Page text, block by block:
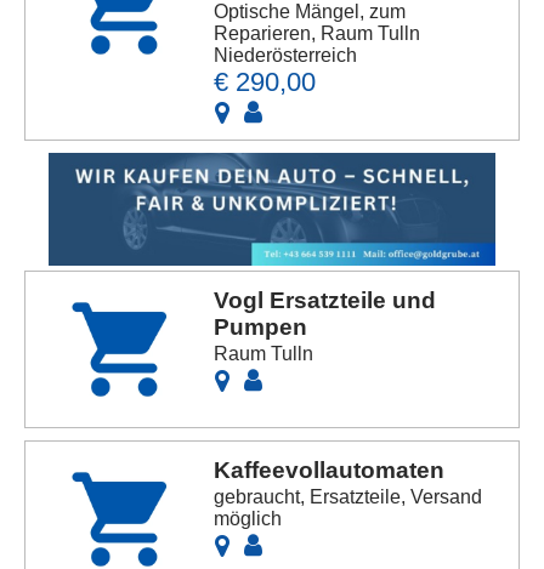
Optische Mängel, zum
Reparieren, Raum Tulln
Niederösterreich
€ 290,00
Vogl Ersatzteile und
Pumpen
Raum Tulln
Kaffeevollautomaten
gebraucht, Ersatzteile, Versand
möglich